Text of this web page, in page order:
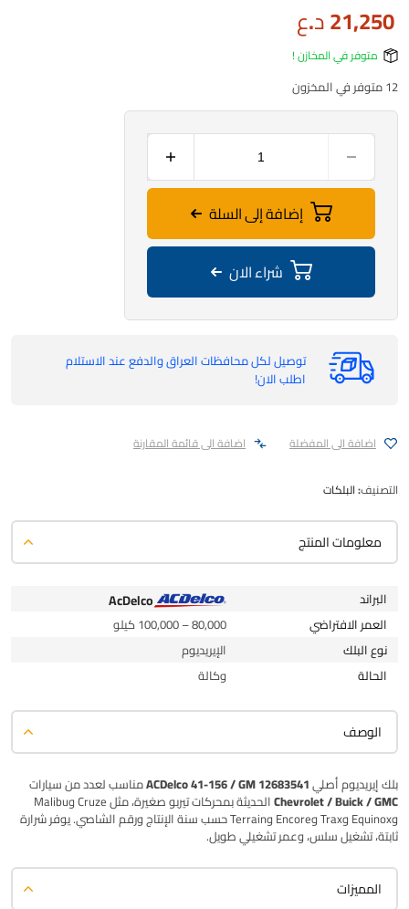
21,250د.ع
متوفر في المخازن !
12 متوفر في المخزون
إضافة إلى السلة
شراء الان
توصيل لكل محافظات العراق والدفع عند الاستلام
اطلب الان!
اضافة الى المفضلة اضافة الى قائمة المقارنة
التصنيف:البلكات
معلومات المنتج
البراند AcDelco
العمر الافتراضي
80,000 – 100,000 كيلو
نوع البلك
الإيريديوم
الحالة
وكالة
الوصف
بلك إيريديوم أصليACDelco 41-156 / GM 12683541مناسب لعدد من سيارات
Chevrolet / Buick / GMC الحديثة بمحركات تيربو صغيرة، مثل Cruze وMalibu
وEquinox وTrax وEncore وTerrain حسب سنة الإنتاج ورقم الشاصي. يوفر شرارة
ثابتة، تشغيل سلس، وعمر تشغيلي طويل.
المميزات